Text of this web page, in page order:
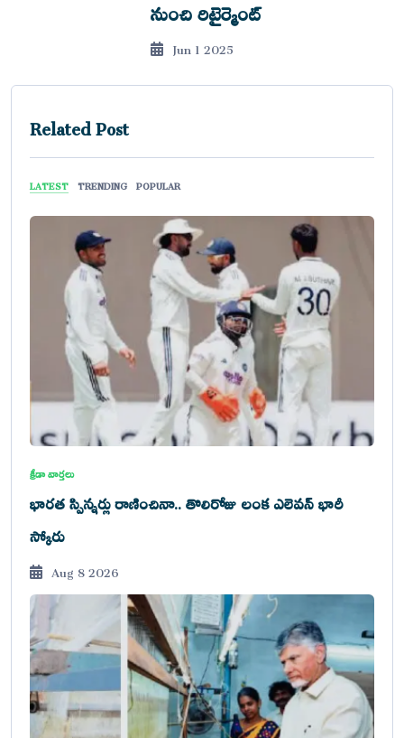
Related Post
LATEST TRENDING POPULAR
క్రీడా వార్తలు
భారత స్పిన్నర్లు రాణించినా.. తొలిరోజు లంక ఎలెవన్ భారీ
స్కోరు
Aug 8 2026